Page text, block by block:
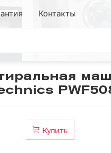
Контакты
Стойки, Столы.
Купить